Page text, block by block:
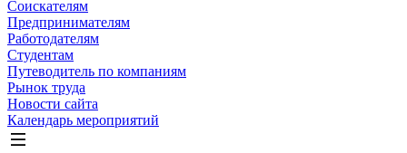
Соискателям
Предпринимателям
Работодателям
Студентам
Путеводитель по компаниям
Рынок труда
Новости сайта
Календарь мероприятий